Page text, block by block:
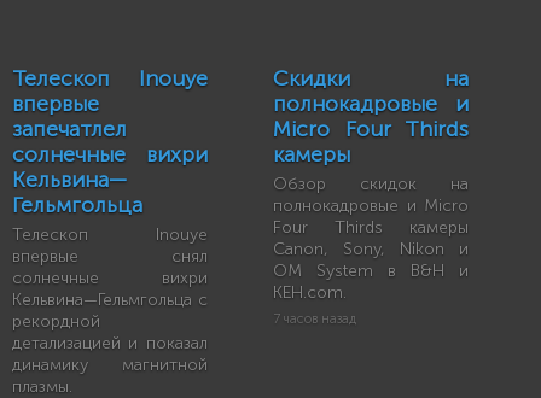
Телескоп Inouye
впервые
запечатлел
солнечные вихри
Кельвина—
Гельмгольца
Телескоп Inouye
впервые снял
солнечные вихри
Кельвина—Гельмгольца с
рекордной
детализацией и показал
динамику магнитной
плазмы.
Скидки на
полнокадровые и
Micro Four Thirds
камеры
Обзор скидок на
полнокадровые и Micro
Four Thirds камеры
Canon, Sony, Nikon и
OM System в B&H и
KEH.com.
7 часов назад